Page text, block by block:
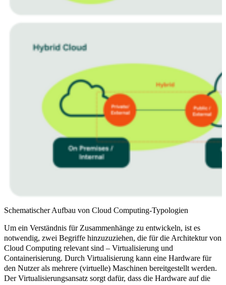
Schematischer Aufbau von Cloud Computing-Typologien
Um ein Verständnis für Zusammenhänge zu entwickeln, ist es
notwendig, zwei Begriffe hinzuzuziehen, die für die Architektur von
Cloud Computing relevant sind – Virtualisierung und
Containerisierung. Durch Virtualisierung kann eine Hardware für
den Nutzer als mehrere (virtuelle) Maschinen bereitgestellt werden.
Der Virtualisierungsansatz sorgt dafür, dass die Hardware auf die